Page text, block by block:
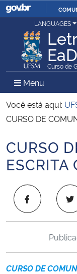
Ministério da Justiça e
Ministério da Defesa
Ministério das Relações
Ministério da
Ministério da Educação
Ministério da Cidadania
LANGUAGES
EaD
Curso de
Menu Menu
Você está aqui:
CURSO DE
Início do conteúdo
CURSO
CURSO DE